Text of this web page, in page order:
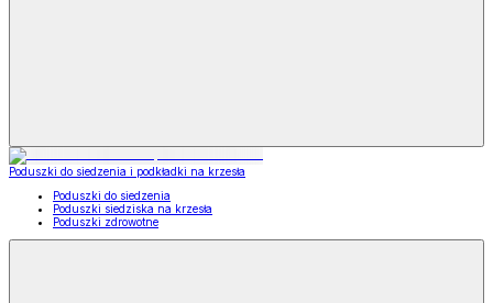
Poduszki do siedzenia i podkładki na krzesła
Poduszki do siedzenia
Poduszki siedziska na krzesła
Poduszki zdrowotne